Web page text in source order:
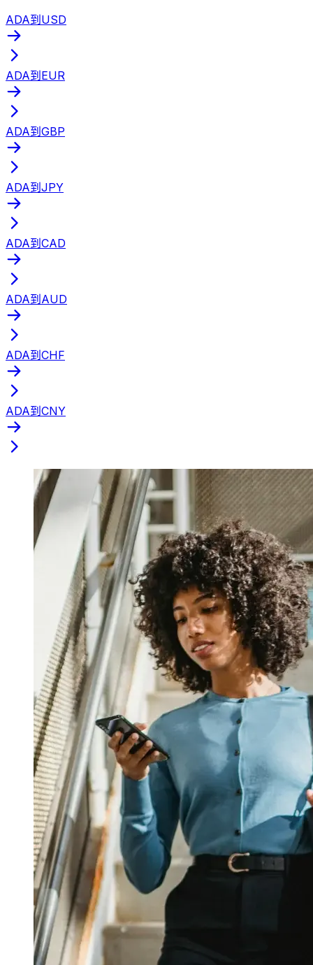
ADA到USD
ADA到EUR
ADA到GBP
ADA到JPY
ADA到CAD
ADA到AUD
ADA到CHF
ADA到CNY